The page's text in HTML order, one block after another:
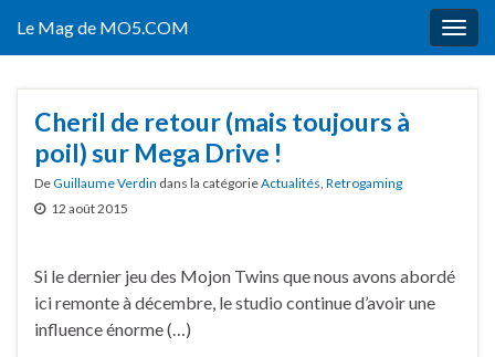
Le Mag de MO5.COM
Cheril de retour (mais toujours à
poil) sur Mega Drive !
DeGuillaume Verdin dans la catégorieActualités, Retrogaming
12 août 2015
Si le dernier jeu des Mojon Twins que nous avons abordé
ici remonte à décembre, le studio continue d’avoir une
influence énorme (…)